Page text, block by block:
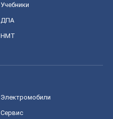
Учебники
ДПА
НМТ
Электромобили
Сервис